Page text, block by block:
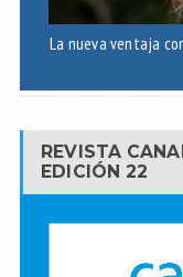
La nueva ventaja
REVISTA
EDICIÓN 22